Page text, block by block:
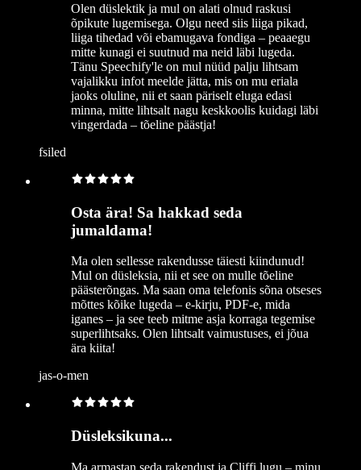
Olen düslektik ja mul on alati olnud raskusi
õpikute lugemisega. Olgu need siis liiga pikad,
liiga tihedad või ebamugava fondiga – peaaegu
mitte kunagi ei suutnud ma neid läbi lugeda.
Tänu Speechify'le on mul nüüd palju lihtsam
vajalikku infot meelde jätta, mis on mu eriala
jaoks oluline, nii et saan päriselt eluga edasi
minna, mitte lihtsalt nagu keskkoolis kuidagi läbi
vingerdada – tõeline päästja!
fsiled
Osta ära! Sa hakkad seda
jumaldama!
Ma olen sellesse rakendusse täiesti kiindunud!
Mul on düsleksia, nii et see on mulle tõeline
päästerõngas. Ma saan oma telefonis sõna otseses
mõttes kõike lugeda – e-kirju, PDF-e, mida
iganes – ja see teeb mitme asja korraga tegemise
superlihtsaks. Olen lihtsalt vaimustuses, ei jõua
ära kiita!
jas-o-men
Düsleksikuna...
Ma armastan seda rakendust ja Cliffi lugu – minu